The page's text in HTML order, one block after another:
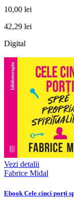
10,00 lei
42,29 lei
Digital
Vezi detalii
Fabrice Midal
Ebook Cele cinci porți